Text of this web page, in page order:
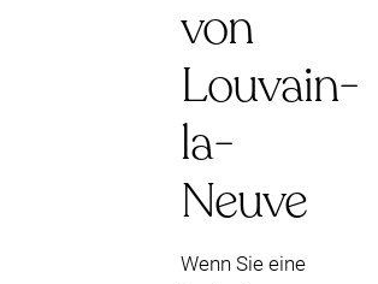
von
Louvain-
la-
Neuve
Wenn Sie eine